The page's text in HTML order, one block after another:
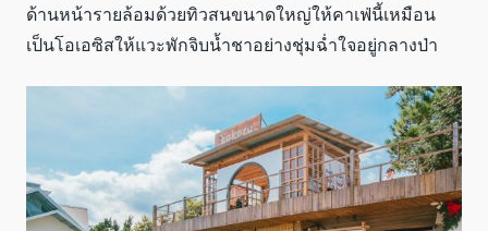
ด้านหน้ารายล้อมด้วยทิวสนขนาดใหญ่ให้คาเฟ่นี้เหมือน
เป็นโอเอซิสให้แวะพักจิบน้ำชาอย่างชุ่มฉ่ำใจอยู่กลางป่า